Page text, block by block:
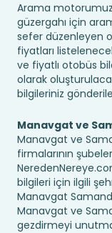
Arama
güzergahı için
sefer düzenleyen
fiyatları
ve fiyatlı otobüs
olarak
bilgileriniz
Manavgat ve
Manavgat ve
firmalarının
bilgileri için ilgili
Manavgat
Manavgat ve
gezdirmeyi